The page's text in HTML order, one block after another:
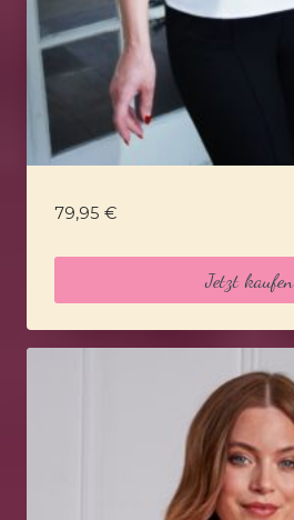
79,95 €
Jetzt kaufen